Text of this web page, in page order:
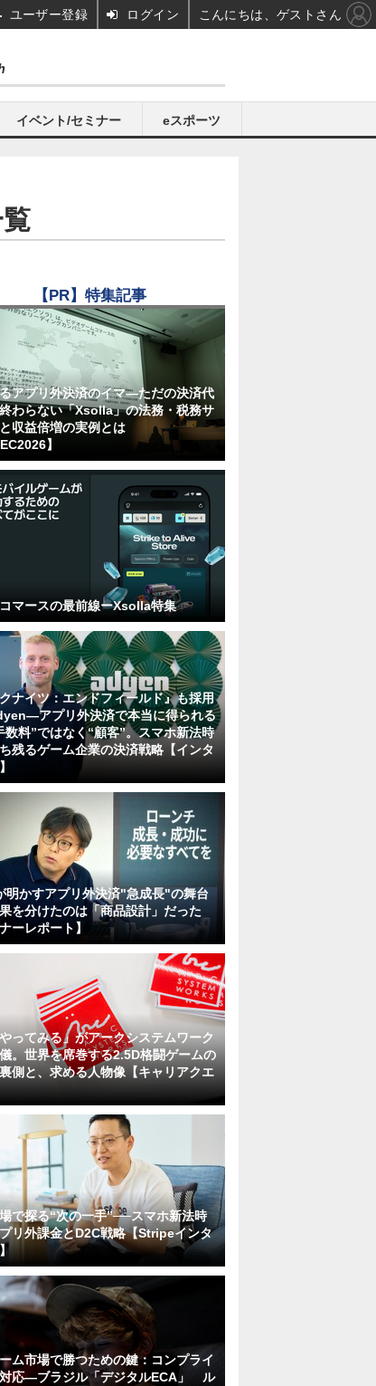
イベント/セミナー eスポーツ
【PR】特集記事
アプリ外決済のイマ―ただの決済代
わらない「Xsolla」の法務・税務サ
収益倍増の実例とは
】
マースの最前線ーXsolla特集
クナイツ：エンドフィールド』も採用
アプリ外決済で本当に得られる
数料”ではなく“顧客”。スマホ新法時
残るゲーム企業の決済戦略【インタ
明かすアプリ外決済"急成長"の舞台
を分けたのは「商品設計」だった
ーレポート】
やってみる」がアークシステムワーク
。世界を席巻する2.5D格闘ゲームの
側と、求める人物像【キャリアクエ
で探る“次の一手”──スマホ新法時
リ外課金とD2C戦略【Stripeインタ
ム市場で勝つための鍵：コンプライ
応—ブラジル「デジタルECA」 ル
ユーザー登録 ログイン こんにちは、ゲストさん